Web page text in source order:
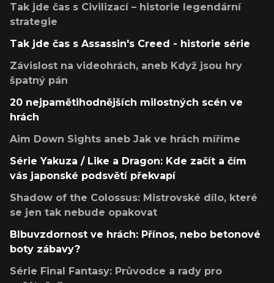
Tak jde čas s Civilizací – historie legendární
strategie
Tak jde čas s Assassin's Creed - historie série
Závislost na videohrách, aneb Když jsou hry
špatný pán
20 nejpamětihodnějších milostných scén ve
hrách
Aim Down Sights aneb Jak ve hrách míříme
Série Yakuza / Like a Dragon: Kde začít a čím
vás japonské podsvětí překvapí
Shadow of the Colossus: Mistrovské dílo, které
se jen tak nebude opakovat
Blbuvzdornost ve hrách: Přínos, nebo betonové
boty zábavy?
Série Final Fantasy: Průvodce a rady pro